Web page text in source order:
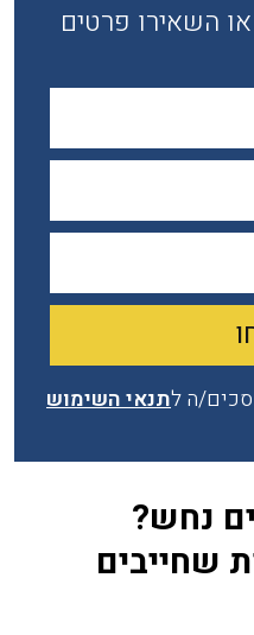
או השאירו פרטים
ה לתנאי השימוש
נחש?
שחייבים